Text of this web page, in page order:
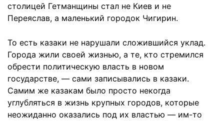
столицей Гетманщины стал не Киев и не
Переяслав, а маленький городок Чигирин.
То есть казаки не нарушали сложившийся уклад.
Города жили своей жизнью, а те, кто стремился
обрести политическую власть в новом
государстве, — сами записывались в казаки.
Самим же казакам было просто некогда
углубляться в жизнь крупных городов, которые
неожиданно оказались под их властью — им-то